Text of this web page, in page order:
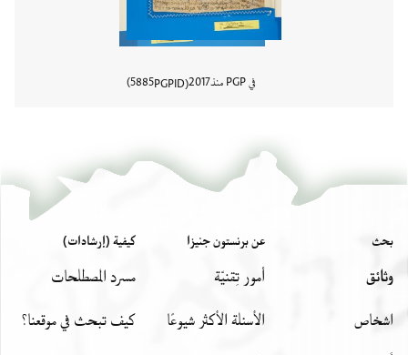
في PGP منذ 2017
PGPID
5885
بحث
وثائق
اشخاص
عن برنستون جنيزا
أمور تِقنيّة
الأسئلة الأكثر شيوعًا
كيفية (إرشادات)
مسرد المصطلحات
كيف تبحث في موقعنا؟